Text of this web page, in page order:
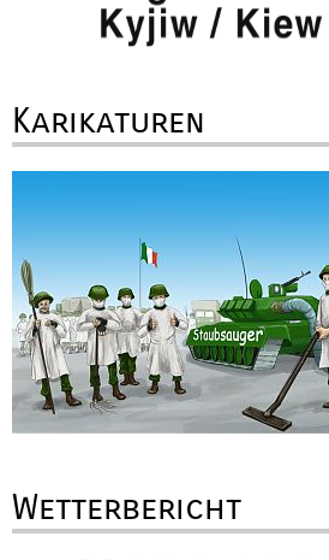
Karikaturen
Wetterbericht